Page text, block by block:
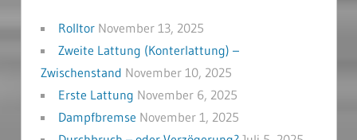
Rolltor November 13, 2025
Zweite Lattung (Konterlattung) –
Zwischenstand November 10, 2025
Erste Lattung November 6, 2025
Dampfbremse November 1, 2025